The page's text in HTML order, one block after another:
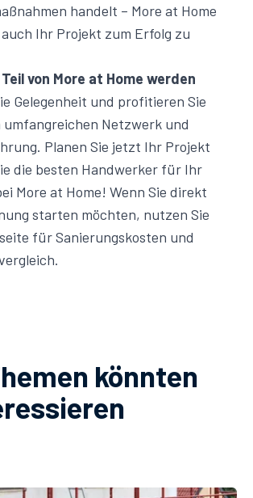
handelt – More at Home
Ihr Projekt zum Erfolg zu
von More at Home werden
Gelegenheit und profitieren Sie
umfangreichen Netzwerk und
Planen Sie jetzt Ihr Projekt
die besten Handwerker für Ihr
More at Home! Wenn Sie direkt
starten möchten, nutzen Sie
für Sanierungskosten und
.
könnten